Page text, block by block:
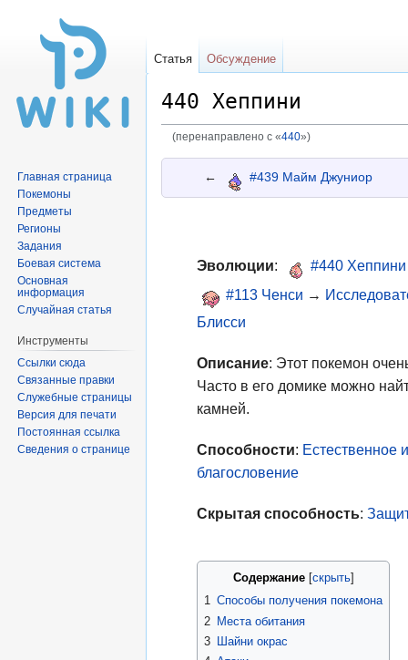
440 Хеппини
(перенаправлено с «440»)
← #439 Майм Джуниор
Эволюции: #440 Хеппини
#113 Ченси →
Блисси
Описание: Этот покемон
Часто в его домике можно
камней.
Способности: Естественное
благословение
Скрытая способность:
Содержание
1 Способы получения покемона
2 Места обитания
3
Шайни окрас
Статья Обсуждение
Главная страница
Покемоны
Предметы
Регионы
Задания
Боевая система
Основная
информация
Случайная статья
Инструменты
Ссылки сюда
Связанные правки
Служебные страницы
Версия для печати
Постоянная ссылка
Сведения о странице